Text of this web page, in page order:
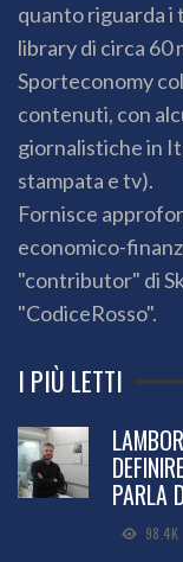
quanto riguarda i
library di circa 60
Sporteconomy
contenuti, con
giornalistiche in
stampata e tv).
Fornisce
economico-
"contributor" di
"CodiceRosso".
I PIÙ LETTI
PARLA
98.4K